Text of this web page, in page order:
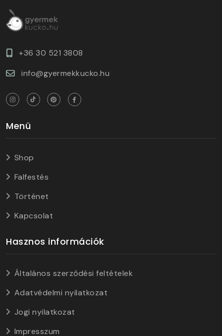
+36 30 521 3808
info@gyermekkucko.hu
Menü
Shop
Falfestés
Történet
Kapcsolat
Hasznos információk
Általános szerződési feltételek
Adatvédelmi nyilatkozat
Jogi nyilatkozat
Impresszum